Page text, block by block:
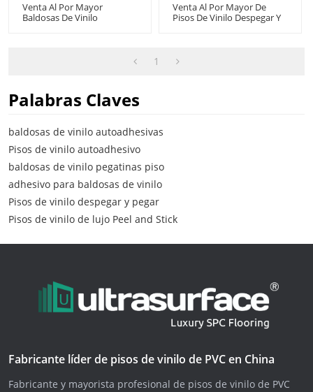
Venta Al Por Mayor
Baldosas De Vinilo
Venta Al Por Mayor De
Pisos De Vinilo Despegar Y
PVC Económico HIF 21532
1
Palabras Claves
baldosas de vinilo autoadhesivas
Pisos de vinilo autoadhesivo
baldosas de vinilo pegatinas piso
adhesivo para baldosas de vinilo
Pisos de vinilo despegar y pegar
Pisos de vinilo de lujo Peel and Stick
Fabricante líder de pisos de vinilo de PVC en China
Fabricante y mayorista profesional de pisos de vinilo de PVC